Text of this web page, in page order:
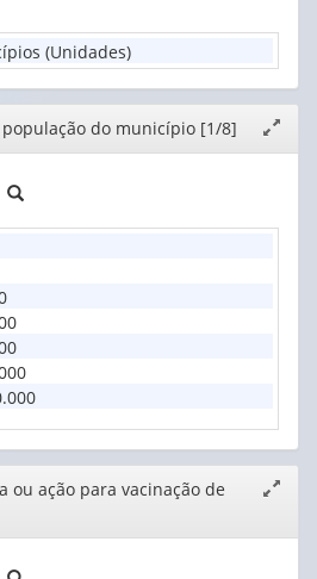
ou
ação
...
(Unidades)
janela
do município [1/8]
ou ação para vacinação de